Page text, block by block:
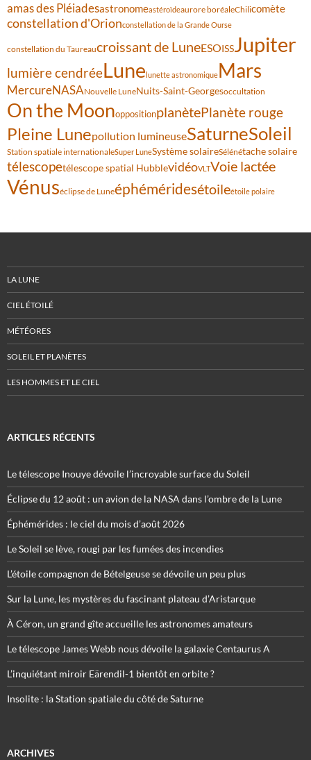
amas des Pléiadesastronomeastéroïdeaurore boréaleChilicomète
constellation d'Orionconstellation de la Grande Ourse
constellation du Taureaucroissant de LuneESOISSJupiter
lumière cendréeLune lunette astronomiqueMars
MercureNASANouvelle LuneNuits-Saint-Georgesoccultation
On the MoonoppositionplanètePlanète rouge
Pleine Lunepollution lumineuseSaturneSoleil
Station spatiale internationaleSuper LuneSystème solaireSélénétache solaire
télescopetélescope spatial HubblevidéoVLTVoie lactée
Vénuséclipse de Luneéphéméridesétoileétoile polaire
LA LUNE
CIEL ÉTOILÉ
MÉTÉORES
SOLEIL ET PLANÈTES
LES HOMMES ET LE CIEL
ARTICLES RÉCENTS
Le télescope Inouye dévoile l’incroyable surface du Soleil
Éclipse du 12 août : un avion de la NASA dans l’ombre de la Lune
Éphémérides : le ciel du mois d’août 2026
Le Soleil se lève, rougi par les fumées des incendies
L’étoile compagnon de Bételgeuse se dévoile un peu plus
Sur la Lune, les mystères du fascinant plateau d’Aristarque
À Céron, un grand gîte accueille les astronomes amateurs
Le télescope James Webb nous dévoile la galaxie Centaurus A
L’inquiétant miroir Eärendil-1 bientôt en orbite ?
Insolite : la Station spatiale du côté de Saturne
ARCHIVES